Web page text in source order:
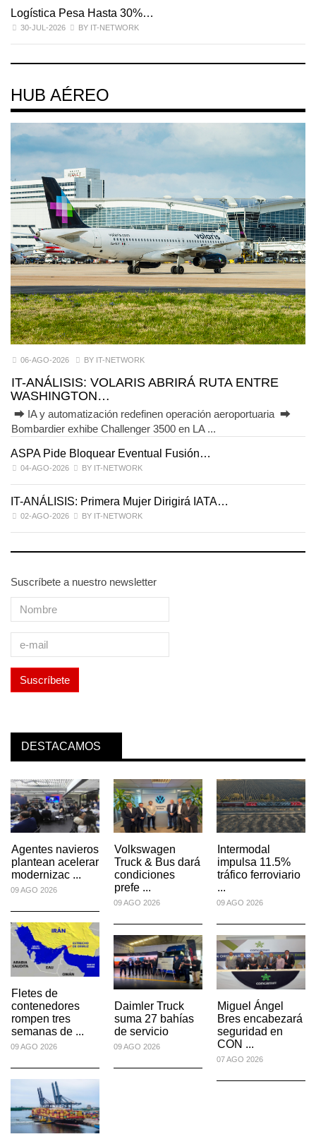
Logística Pesa Hasta 30%…
30-JUL-2026 BY IT-NETWORK
HUB AÉREO
06-AGO-2026 BY IT-NETWORK
IT-ANÁLISIS: VOLARIS ABRIRÁ RUTA ENTRE
WASHINGTON…
⮕ IA y automatización redefinen operación aeroportuaria ⮕
Bombardier exhibe Challenger 3500 en LA ...
ASPA Pide Bloquear Eventual Fusión…
04-AGO-2026 BY IT-NETWORK
IT-ANÁLISIS: Primera Mujer Dirigirá IATA…
02-AGO-2026 BY IT-NETWORK
Suscríbete a nuestro newsletter
DESTACAMOS
Agentes navieros
plantean acelerar
modernizac ...
09 AGO 2026
Fletes de
contenedores
rompen tres
semanas de ...
09 AGO 2026
Volkswagen
Truck & Bus dará
condiciones
prefe ...
09 AGO 2026
Daimler Truck
suma 27 bahías
de servicio
09 AGO 2026
Intermodal
impulsa 11.5%
tráfico ferroviario
...
09 AGO 2026
Miguel Ángel
Bres encabezará
seguridad en
CON ...
07 AGO 2026